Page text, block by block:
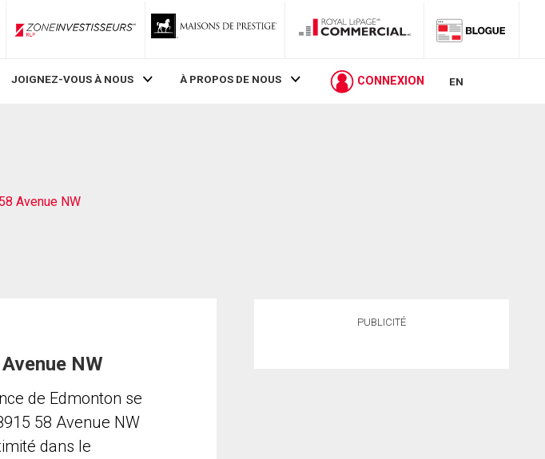
ZoneInvestisseurs RLP
JOIGNEZ-VOUS À NOUS À PROPOS DE NOUS CONNEXION EN
Avenue NW
NW
de Edmonton se
58 Avenue NW
dans le
PUBLICITÉ